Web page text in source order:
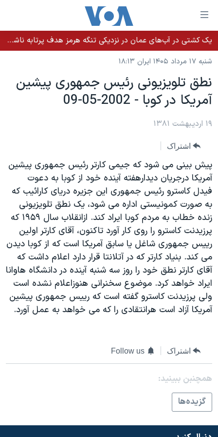
لینکهای
قابل
دسترسی
جهش
محتوای
اصلی
جهش
به
اصلی
جهش
به
جستجو
خانه
نسخه سبک وب‌سایت
موضوع ها
ایران
آمریکا
گزیده‌ها
ویژه برنامه‌ها
ویدیوها
فرهنگ و زندگی
حقوق شهروندی
اقتصادی
علم و فناوری
اسرائیل در جنگ
گالری عکس
برنامه های تلویزیونی
جدول برنامه ها
صفحه‌های ویژه
عملیات خشم حماسی
۲۵۰سالگی آمریکا
بایگانی برنامه‌های تلویزیونی
مستندها
انتخابات ریاست جمهوری آمریکا ۲۰۲۴
حمله جمهوری اسلامی به اسرائیل
رمز مهسا
ورزش زنان در ایران
اعتراضات زن، زندگی، آزادی
تریبونال مردمی آبان ۹۸
چهل سال گروگان‌گیری
قانون شفافیت دارائی کادر رهبری ایران
پخش رادیویی
یادگیری زبان انگلیسی
دنبال کنید
زبانهای مختلف
یک کشتی در آب‌های عمان در نزدیکی تنگه هرمز هدف پرتابه ناشناس قرار گرفت
شنبه ۱۷ مرداد ۱۴۰۵ ایران ۱۸:۱۳
نطق تلويزيونی رئيس جمهوری پيشين
آمريکا در کوبا - 2002-05-09
۱۹ اردیبهشت ۱۳۸۱
اشتراک
پيش بينی می شود که جيمی کارتر رئيس جمهوری پيشين
آمريکا درجريان ديدارهفته آينده خود از کوبا به دعوت
فيدل کاسترو رئيس جمهوری اين جزيره دريای کارائيب که
به صورت کمونيستی اداره می شود، يک نطق تلويزيونی
زنده خطاب به مردم کوبا ايراد کند. ازانقلاب سال ۱۹۵۹ که
پرزيدنت کاسترو را روی کار آورد تاکنون، آقای کارتر اولين
رييس جمهوری شاغل يا سابق آمريکا است که از کوبا ديدن
می کند. بنياد کارتر که در آتلانتا قرار دارد اعلام داشت که
آقای کارتر نطق خود را روز سه شنبه آينده در دانشگاه هاوانا
ايراد خواهد کرد. موضوع سخنرانی هنوزاعلام نشده است
ولی پرزيدنت کاسترو گفته است که رييس جمهوری پيشين
آمريکا آزاد است هرانتقادی را که می خواهد به عمل آورد.
اشتراک Follow us
همچنبن ببینید:
گزيده‌ها